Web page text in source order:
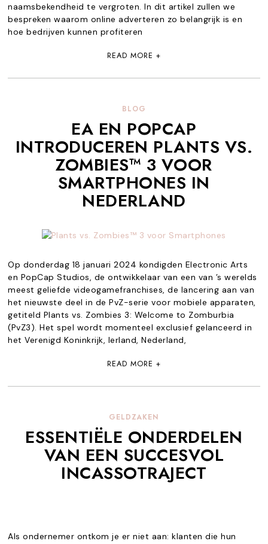
naamsbekendheid te vergroten. In dit artikel zullen we
bespreken waarom online adverteren zo belangrijk is en
hoe bedrijven kunnen profiteren
READ MORE +
BLOG
EA EN POPCAP
INTRODUCEREN PLANTS VS.
ZOMBIES™ 3 VOOR
SMARTPHONES IN
NEDERLAND
Op donderdag 18 januari 2024 kondigden Electronic Arts
en PopCap Studios, de ontwikkelaar van een van ’s werelds
meest geliefde videogamefranchises, de lancering aan van
het nieuwste deel in de PvZ-serie voor mobiele apparaten,
getiteld Plants vs. Zombies 3: Welcome to Zomburbia
(PvZ3). Het spel wordt momenteel exclusief gelanceerd in
het Verenigd Koninkrijk, Ierland, Nederland,
READ MORE +
GELDZAKEN
ESSENTIËLE ONDERDELEN
VAN EEN SUCCESVOL
INCASSOTRAJECT
Als ondernemer ontkom je er niet aan: klanten die hun